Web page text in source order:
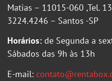
Matias – 11015-060 ,Tel.
3224.4246 – Santos -SP
Horários: de Segunda a
Sábados das 9h às 13h
E-mail: